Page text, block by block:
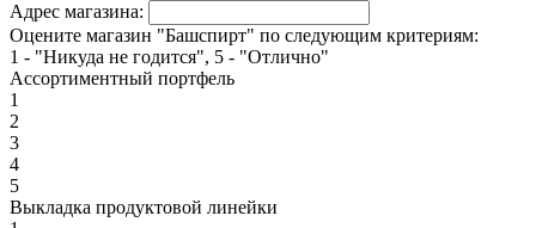
Адрес магазина:
Оцените магазин "Башспирт" по следующим критериям:
1 - "Никуда не годится", 5 - "Отлично"
Ассортиментный портфель
1
2
3
4
5
Выкладка продуктовой линейки